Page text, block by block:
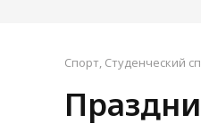
Спорт, Студенческий